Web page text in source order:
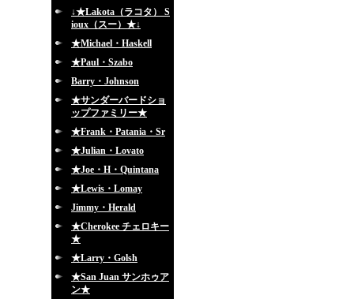
↓★Lakota（ラコタ） S
ioux（スー）★↓
★Michael・Haskell
★Paul・Szabo
Barry・Johnson
★サンダーバードショ
ップファミリー★
★Frank・Patania・Sr
★Julian・Lovato
★Joe・H・Quintana
★Lewis・Lomay
Jimmy・Herald
★Cherokee チェロキー
★
★Larry・Golsh
★San Juan サンホゥア
ン★